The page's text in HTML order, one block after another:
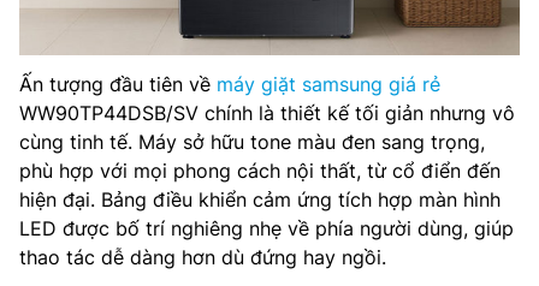
Ấn tượng đầu tiên về máy giặt samsung giá rẻ
WW90TP44DSB/SV chính là thiết kế tối giản nhưng vô
cùng tinh tế. Máy sở hữu tone màu đen sang trọng,
phù hợp với mọi phong cách nội thất, từ cổ điển đến
hiện đại. Bảng điều khiển cảm ứng tích hợp màn hình
LED được bố trí nghiêng nhẹ về phía người dùng, giúp
thao tác dễ dàng hơn dù đứng hay ngồi.